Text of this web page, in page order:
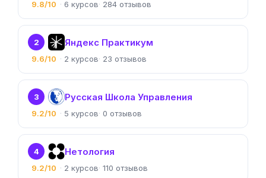
9.8/10 6 284
2 Яндекс Практикум
9.6/10 2 23
3 Русская Школа Управления
9.2/10 5 0
4 Нетология
9.2/10 2 110